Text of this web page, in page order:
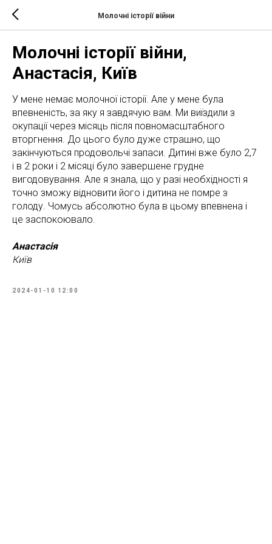
Молочні історії війни
Молочні історії війни,
Анастасія, Київ
У мене немає молочної історії. Але у мене була
впевненість, за яку я завдячую вам. Ми виїздили з
окупації через місяць після повномасштабного
вторгнення. До цього було дуже страшно, що
закінчуються продовольчі запаси. Дитині вже було 2,7
і в 2 роки і 2 місяці було завершене грудне
вигодовування. Але я знала, що у разі необхідності я
точно зможу відновити його і дитина не помре з
голоду. Чомусь абсолютно була в цьому впевнена і
це заспокоювало.
Анастасія
Київ
2024-01-10 12:00